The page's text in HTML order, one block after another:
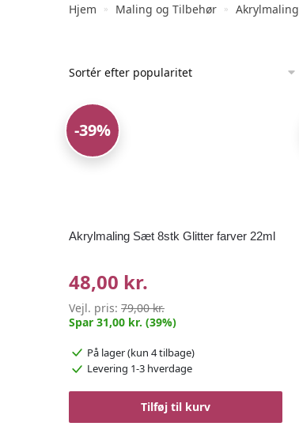
Hjem » Maling og Tilbehør » Akrylmaling
-39%
Akrylmaling Sæt 8stk Glitter farver 22ml
48,00 kr.
Vejl. pris: 79,00 kr.
Spar 31,00 kr. (39%)
På lager(kun 4 tilbage)
Levering 1-3 hverdage
Tilføj til kurv